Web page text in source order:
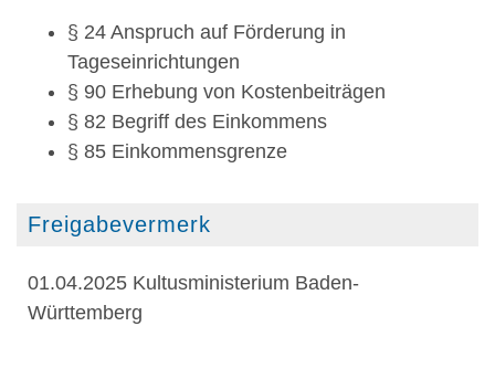
§ 24 Anspruch auf Förderung in
Tageseinrichtungen
§ 90 Erhebung von Kostenbeiträgen
§ 82 Begriff des Einkommens
§ 85 Einkommensgrenze
Freigabevermerk
01.04.2025 Kultusministerium Baden-
Württemberg